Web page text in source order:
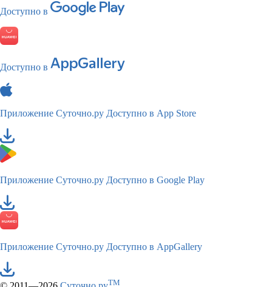
Доступно в
Доступно в
Приложение Суточно.ру Доступно в App Store
Приложение Суточно.ру Доступно в Google Play
Приложение Суточно.ру Доступно в AppGallery
TM